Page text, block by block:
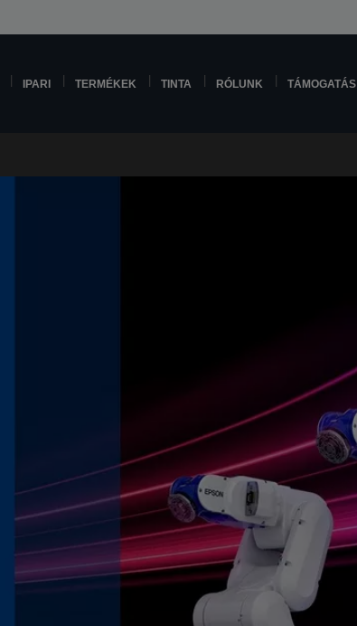
IPARI TERMÉKEK TINTA RÓLUNK TÁMOGATÁS